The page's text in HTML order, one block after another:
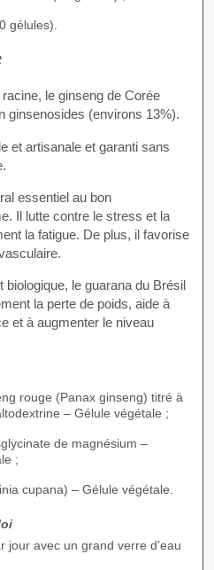
gélules).
le ginseng de Corée
ginsenosides (environs 13%).
et artisanale et garanti sans
essentiel au bon
Il lutte contre le stress et la
la fatigue. De plus, il favorise
biologique, le guarana du Brésil
la perte de poids, aide à
et à augmenter le niveau
rouge (Panax ginseng) titré à
– Gélule végétale ;
de magnésium –
;
cupana) – Gélule végétale.
jour avec un grand verre d’eau